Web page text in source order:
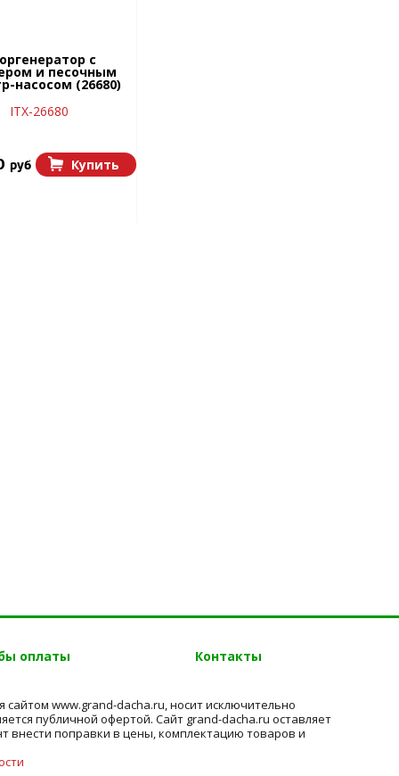
с
и песочным
насосом (26680)
ITX-26680
руб Купить
оплаты Контакты
www.grand-dacha.ru, носит исключительно
публичной офертой. Сайт grand-dacha.ru оставляет
внести поправки в цены, комплектацию товаров и